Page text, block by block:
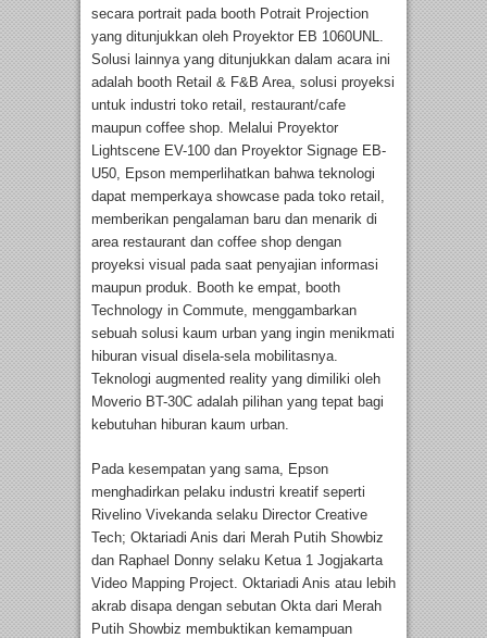
secara portrait pada booth Potrait Projection
yang ditunjukkan oleh Proyektor EB 1060UNL.
Solusi lainnya yang ditunjukkan dalam acara ini
adalah booth Retail & F&B Area, solusi proyeksi
untuk industri toko retail, restaurant/cafe
maupun coffee shop. Melalui Proyektor
Lightscene EV-100 dan Proyektor Signage EB-
U50, Epson memperlihatkan bahwa teknologi
dapat memperkaya showcase pada toko retail,
memberikan pengalaman baru dan menarik di
area restaurant dan coffee shop dengan
proyeksi visual pada saat penyajian informasi
maupun produk. Booth ke empat, booth
Technology in Commute, menggambarkan
sebuah solusi kaum urban yang ingin menikmati
hiburan visual disela-sela mobilitasnya.
Teknologi augmented reality yang dimiliki oleh
Moverio BT-30C adalah pilihan yang tepat bagi
kebutuhan hiburan kaum urban.
Pada kesempatan yang sama, Epson
menghadirkan pelaku industri kreatif seperti
Rivelino Vivekanda selaku Director Creative
Tech; Oktariadi Anis dari Merah Putih Showbiz
dan Raphael Donny selaku Ketua 1 Jogjakarta
Video Mapping Project. Oktariadi Anis atau lebih
akrab disapa dengan sebutan Okta dari Merah
Putih Showbiz membuktikan kemampuan